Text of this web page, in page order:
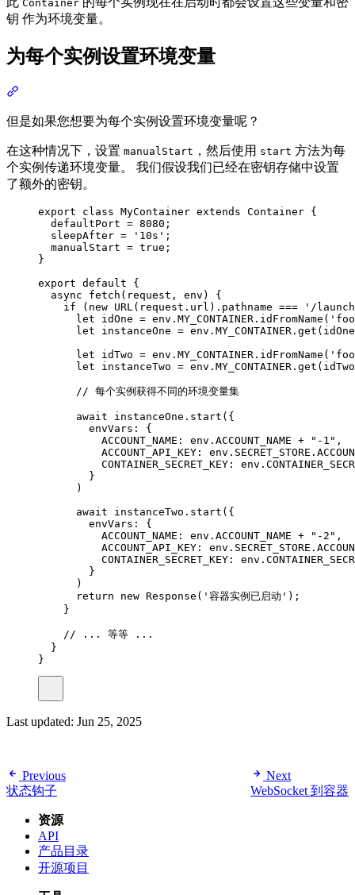
Container
钥 作为环境变量。
为每个实例设置环境变量
但是如果您想要为每个实例设置环境变量呢？
在这种情况下，设置 manualStart ，然后使用 start 方法为每
个实例传递环境变量。 我们假设我们已经在密钥存储中设置
了额外的密钥。
export class MyContainer extends Container {
defaultPort = 8080 ;
sleepAfter = '10s' ;
manualStart = true ;
}
export default
{
async
fetch ( request , env )
{
if ( new URL( request . url ) . pathname ===
'/
let
idOne = env . MY_CONTAINER . idFromName (
let
instanceOne = env . MY_CONTAINER . get ( idOne
let
idTwo = env . MY_CONTAINER . idFromName (
let
instanceTwo = env . MY_CONTAINER . get ( idTwo
// 每个实例获得不同的环境变量集
await instanceOne . start ( {
envVars :
{
ACCOUNT_NAME : env . ACCOUNT_NAME + "-1" ,
ACCOUNT_API_KEY : env . SECRET_STORE .
CONTAINER_SECRET_KEY : env .
}
)
await
instanceTwo . start ( {
envVars :
{
ACCOUNT_NAME : env . ACCOUNT_NAME + "-2" ,
ACCOUNT_API_KEY : env . SECRET_STORE .
CONTAINER_SECRET_KEY : env .
}
)
return
new Response ( '容器实例已启动' );
}
// ... 等等 ...
}
}
Last updated: Jun 25, 2025
Previous
状态钩子
Next
WebSocket 到容器
资源
API
产品目录
开源项目